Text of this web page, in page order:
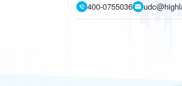
400-0755036